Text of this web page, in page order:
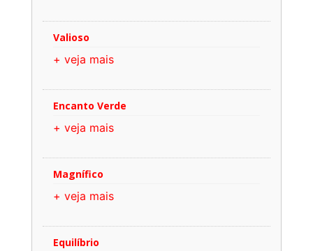
Valioso
+ veja mais
Encanto Verde
+ veja mais
Magnífico
+ veja mais
Equilíbrio